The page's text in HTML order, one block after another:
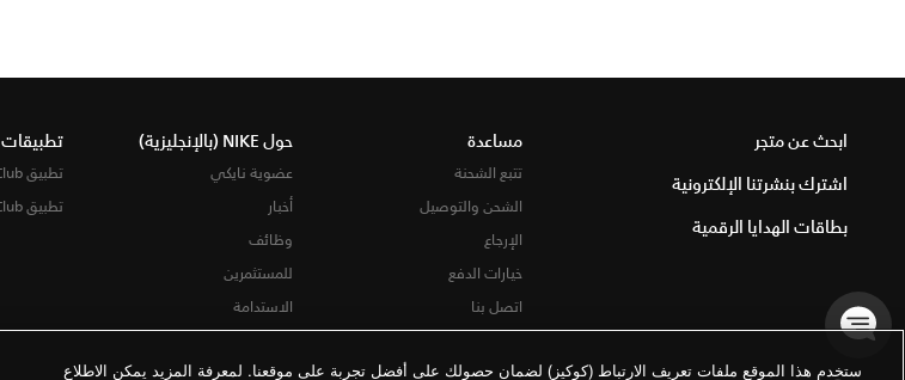
ابحث عن متجر
اشترك بنشرتنا الإلكترونية
بطاقات الهدايا الرقمية
مساعدة
تتبع الشحنة
الشحن والتوصيل
الإرجاع
خيارات الدفع
اتصل بنا
حول NIKE (بالإنجليزية)
عضوية نايكي
أخبار
وظائف
للمستثمرين
الاستدامة
تطبيقات NIKE
تطبيق Nike Run Club
تطبيق Nike Training Club
ستخدم هذا الموقع ملفات تعريف الارتباط (كوكيز) لضمان حصولك على أفضل تجربة على موقعنا. لمعرفة المزيد يمكن الاطلاع